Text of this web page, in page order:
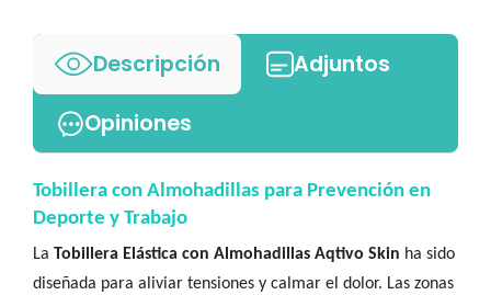
Descripción
Adjuntos
Opiniones
Tobillera con Almohadillas para Prevención en
Deporte y Trabajo
La Tobillera Elástica con Almohadillas Aqtivo Skin ha sido
diseñada para aliviar tensiones y calmar el dolor. Las zonas